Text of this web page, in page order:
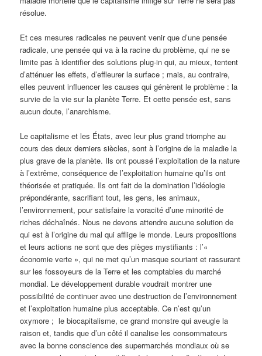
résolue.
Et ces mesures radicales ne peuvent venir que d’une pensée
radicale, une pensée qui va à la racine du problème, qui ne se
limite pas à identifier des solutions plug-in qui, au mieux, tentent
d’atténuer les effets, d’effleurer la surface ; mais, au contraire,
elles peuvent influencer les causes qui génèrent le problème : la
survie de la vie sur la planète Terre. Et cette pensée est, sans
aucun doute, l’anarchisme.
Le capitalisme et les États, avec leur plus grand triomphe au
cours des deux derniers siècles, sont à l’origine de la maladie la
plus grave de la planète. Ils ont poussé l’exploitation de la nature
à l’extrême, conséquence de l’exploitation humaine qu’ils ont
théorisée et pratiquée. Ils ont fait de la domination l’idéologie
prépondérante, sacrifiant tout, les gens, les animaux,
l’environnement, pour satisfaire la voracité d’une minorité de
riches déchaînés. Nous ne devons attendre aucune solution de
qui est à l’origine du mal qui afflige le monde. Leurs propositions
et leurs actions ne sont que des pièges mystifiants : l’«
économie verte », qui ne met qu’un masque souriant et rassurant
sur les fossoyeurs de la Terre et les comptables du marché
mondial. Le développement durable voudrait montrer une
possibilité de continuer avec une destruction de l’environnement
et l’exploitation humaine plus acceptable. Ce n’est qu’un
oxymore ; le biocapitalisme, ce grand monstre qui aveugle la
raison et, tandis que d’un côté il canalise les consommateurs
avec la bonne conscience des supermarchés mondiaux où se